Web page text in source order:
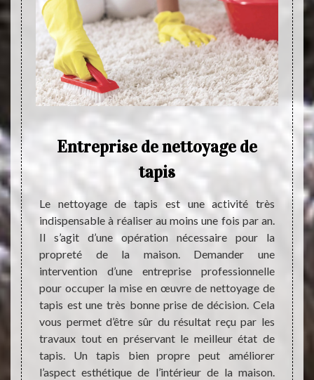
très
et
pas
vous
de
Entreprise de nettoyage de
tapis
Le nettoyage de tapis est une activité très
indispensable à réaliser au moins une fois par an.
Il s’agit d’une opération nécessaire pour la
propreté de la maison. Demander une
intervention d’une entreprise professionnelle
pour occuper la mise en œuvre de nettoyage de
tapis est une très bonne prise de décision. Cela
vous permet d’être sûr du résultat reçu par les
travaux tout en préservant le meilleur état de
tapis. Un tapis bien propre peut améliorer
l’aspect esthétique de l’intérieur de la maison.
En
une
nous
une
afin
votre